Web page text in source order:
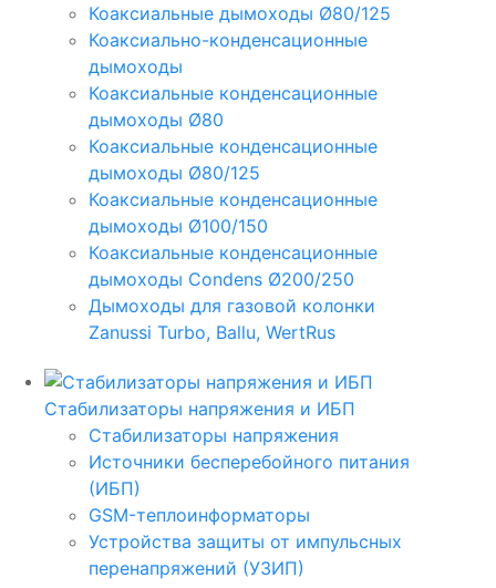
Коаксиальные дымоходы Ø80/125
Коаксиально-конденсационные
дымоходы
Коаксиальные конденсационные
дымоходы Ø80
Коаксиальные конденсационные
дымоходы Ø80/125
Коаксиальные конденсационные
дымоходы Ø100/150
Коаксиальные конденсационные
дымоходы Condens Ø200/250
Дымоходы для газовой колонки
Zanussi Turbo, Ballu, WertRus
Стабилизаторы напряжения и ИБП
Стабилизаторы напряжения
Источники бесперебойного питания
(ИБП)
GSM-теплоинформаторы
Устройства защиты от импульсных
перенапряжений (УЗИП)